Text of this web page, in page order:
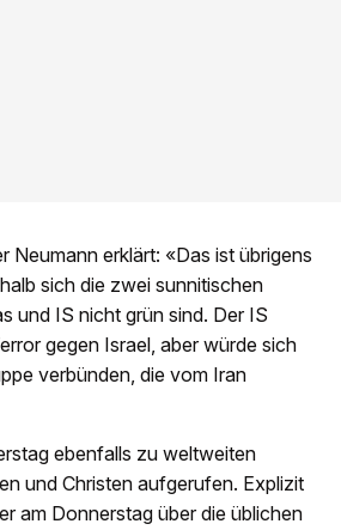
Neumann erklärt: «Das ist übrigens
sich die zwei sunnitischen
und IS nicht grün sind. Der IS
gegen Israel, aber würde sich
verbünden, die vom Iran
ebenfalls zu weltweiten
und Christen aufgerufen. Explizit
am Donnerstag über die üblichen